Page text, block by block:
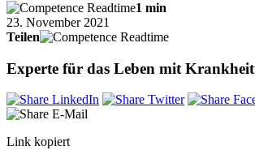
1 min
23. November 2021
Teilen
Experte für das Leben mit Krankheit
Link kopiert